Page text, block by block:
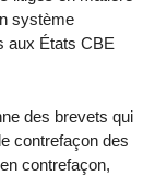
système
aux États CBE
des brevets qui
contrefaçon des
contrefaçon,